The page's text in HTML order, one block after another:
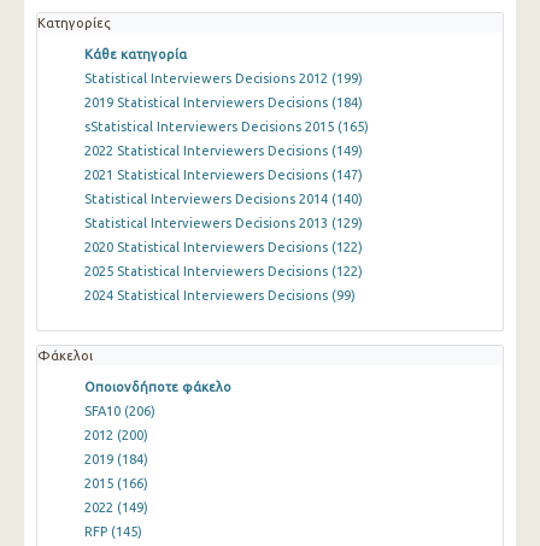
Κατηγορίες
Κάθε κατηγορία
Statistical Interviewers Decisions 2012 (199)
2019 Statistical Interviewers Decisions (184)
sStatistical Interviewers Decisions 2015 (165)
2022 Statistical Interviewers Decisions (149)
2021 Statistical Interviewers Decisions (147)
Statistical Interviewers Decisions 2014 (140)
Statistical Interviewers Decisions 2013 (129)
2020 Statistical Interviewers Decisions (122)
2025 Statistical Interviewers Decisions (122)
2024 Statistical Interviewers Decisions (99)
Φάκελοι
Οποιονδήποτε φάκελο
SFA10 (206)
2012 (200)
2019 (184)
2015 (166)
2022 (149)
RFP (145)